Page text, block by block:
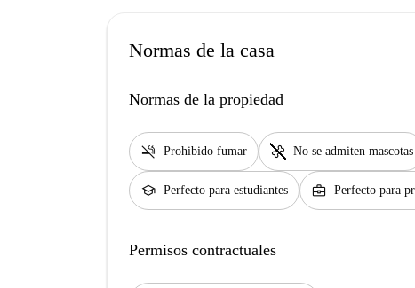
Normas de la casa
Normas de la propiedad
smoke_free Prohibido fumar pet_supplies No se admiten mascotas
school Perfecto para estudiantes business_center Perfecto para
Permisos contractuales